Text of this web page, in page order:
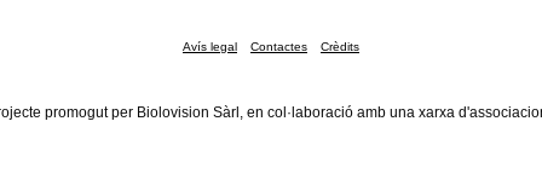
Avís legal Contactes Crèdits
promogut per Biolovision Sàrl, en col·laboració amb una xarxa